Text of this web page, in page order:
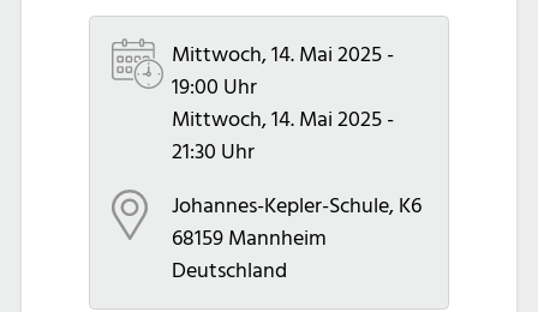
Mittwoch, 14. Mai 2025 -
19:00 Uhr
Mittwoch, 14. Mai 2025 -
21:30 Uhr
Johannes-Kepler-Schule, K6
68159 Mannheim
Deutschland